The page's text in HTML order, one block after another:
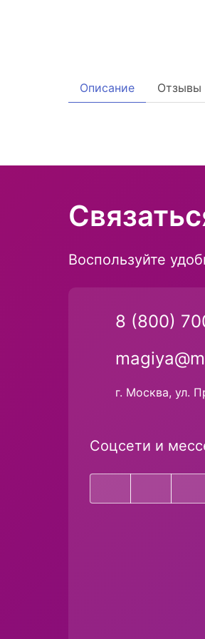
Описание Отзывы
Воспользуйте
8 (800)
г. Москва, ул.
Соцсети и